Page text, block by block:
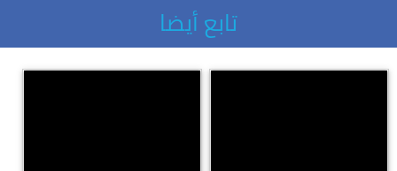
تابع أيضا